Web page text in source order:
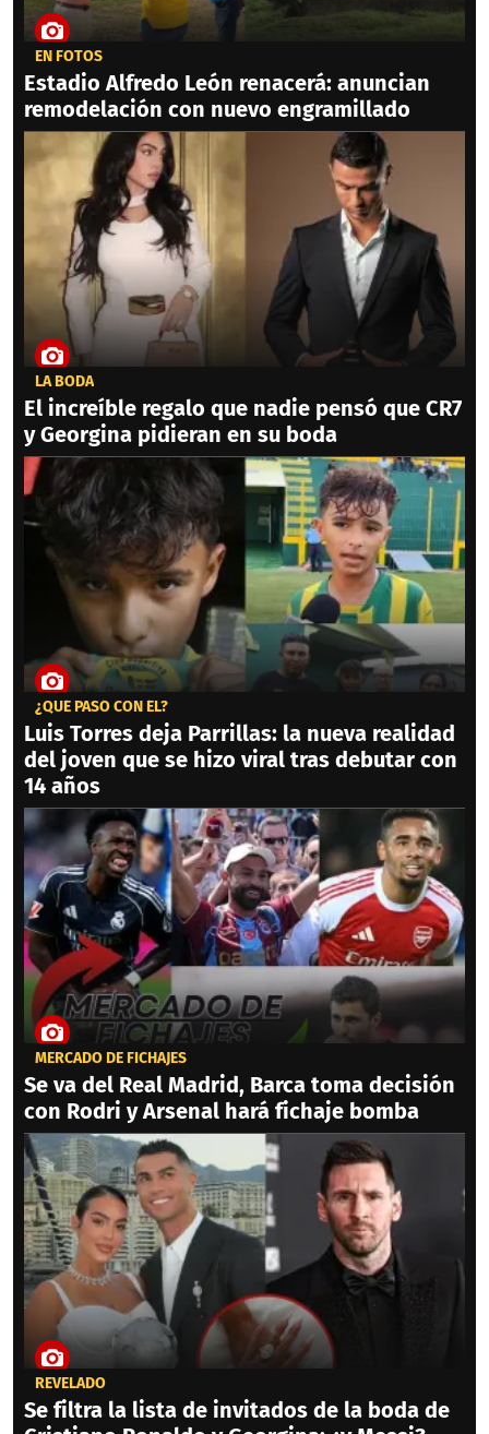
EN FOTOS
Estadio Alfredo León renacerá: anuncian
remodelación con nuevo engramillado
LA BODA
El increíble regalo que nadie pensó que CR7
y Georgina pidieran en su boda
¿QUÉ PASÓ CON ÉL?
Luis Torres deja Parrillas: la nueva realidad
del joven que se hizo viral tras debutar con
14 años
MERCADO DE FICHAJES
Se va del Real Madrid, Barca toma decisión
con Rodri y Arsenal hará fichaje bomba
REVELADO
Se filtra la lista de invitados de la boda de